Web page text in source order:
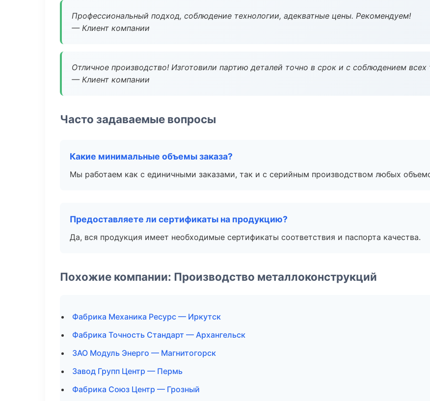
Профессиональный подход, соблюдение технологии, адекватные цены. Рекомендуем!
— Клиент компании
Отличное производство! Изготовили партию деталей точно в срок и с соблюдением всех
— Клиент компании
Часто задаваемые вопросы
Какие минимальные объемы заказа?
Мы работаем как с единичными заказами, так и с серийным производством любых
Предоставляете ли сертификаты на продукцию?
Да, вся продукция имеет необходимые сертификаты соответствия и паспорта качества.
Похожие компании: Производство металлоконструкций
Фабрика Механика Ресурс — Иркутск
Фабрика Точность Стандарт — Архангельск
ЗАО Модуль Энерго — Магнитогорск
Завод Групп Центр — Пермь
Фабрика Союз Центр — Грозный